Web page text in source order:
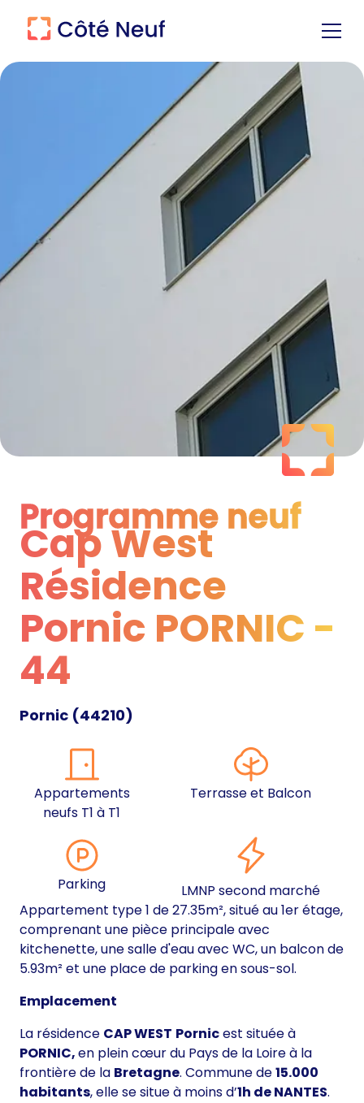
Programme neuf
Programme neuf
Cap West
Résidence
Pornic PORNIC -
44
Pornic (44210)
Appartements
neufs T1 à T1
Terrasse et Balcon
Parking
LMNP second marché
Appartement type 1 de 27.35m², situé au 1er étage,
comprenant une pièce principale avec
kitchenette, une salle d'eau avec WC, un balcon de
5.93m² et une place de parking en sous-sol.
Emplacement
La résidence CAP WEST Pornicest située à
PORNIC,en plein cœur du Pays de la Loire à la
frontière de la Bretagne. Commune de15.000
habitants, elle se situe à moins d’1h de NANTES.